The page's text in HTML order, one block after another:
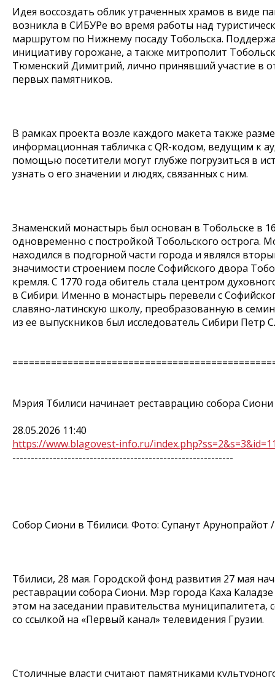
Идея воссоздать облик утраченных храмов в виде
возникла в СИБУРе во время работы над
маршрутом по Нижнему посаду Тобольска.
инициативу горожане, а также митрополит
Тюменский Димитрий, лично принявший участие в
первых памятников.
В рамках проекта возле каждого макета также
информационная табличка с QR-кодом, ведущим к
помощью посетители могут глубже погрузиться в
узнать о его значении и людях, связанных с ним.
Знаменский монастырь был основан в Тобольске в
одновременно с постройкой Тобольского острога.
находился в подгорной части города и являлся
значимости строением после Софийского двора
кремля. С 1770 года обитель стала центром
в Сибири. Именно в монастырь перевели с
славяно-латинскую школу, преобразованную в
из ее выпускников был исследователь Сибири Петр
Мэрия Тбилиси начинает реставрацию собора Сиони
28.05.2026 11:40
https://www.blagovest-info.ru/
------------------------------------------------------------
Собор Сиони в Тбилиси. Фото: Супанут Арунопрайот
Тбилиси, 28 мая. Городской фонд развития 27 мая
реставрации собора Сиони. Мэр города Каха
этом на заседании правительства
со ссылкой на «Первый канал» телевидения Грузии.
Столичные власти считают памятниками